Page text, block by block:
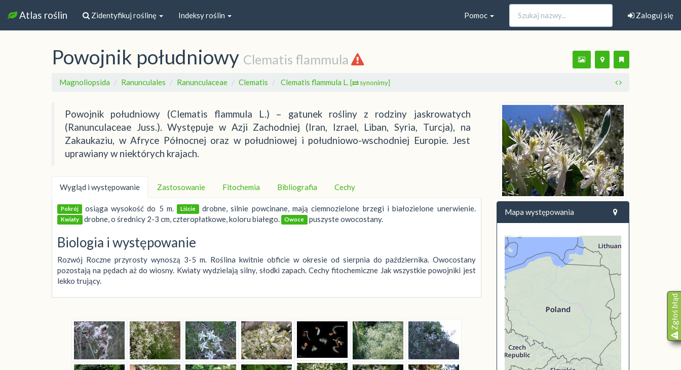
Atlas roślin Zidentyfikuj roślinę Indeksy roślin Zaloguj się
Pomoc
Powojnik południowy Clematis flammula
Magnoliopsida Ranunculales Ranunculaceae Clematis Clematis flammula L. [ synonimy]
Powojnik południowy (Clematis flammula L.) – gatunek rośliny z rodziny jaskrowatych
(Ranunculaceae Juss.). Występuje w Azji Zachodniej (Iran, Izrael, Liban, Syria, Turcja), na
Zakaukaziu, w Afryce Północnej oraz w południowej i południowo-wschodniej Europie. Jest
uprawiany w niektórych krajach.
Wygląd i występowanie Zastosowanie Fitochemia Bibliografia Cechy
Pokrój osiąga wysokość do 5 m. Liście drobne, silnie powcinane, mają ciemnozielone brzegi i białozielone unerwienie.
Kwiaty drobne, o średnicy 2-3 cm, czteropłatkowe, koloru białego. Owoce puszyste owocostany.
Biologia i występowanie
Rozwój Roczne przyrosty wynoszą 3-5 m. Roślina kwitnie obficie w okresie od sierpnia do października. Owocostany
pozostają na pędach aż do wiosny. Kwiaty wydzielają silny, słodki zapach. Cechy fitochemiczne Jak wszystkie powojniki jest
lekko trujący.
Mapa występowania
Zgłoś błąd